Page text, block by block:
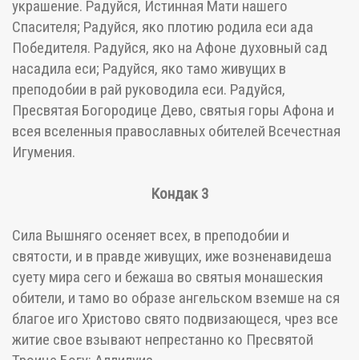
украшение. Радуйся, Истинная Мати нашего
Спасителя; Радуйся, яко плотию родила еси ада
Победителя. Радуйся, яко на Афоне духовный сад
насадила еси; Радуйся, яко тамо живущих в
преподобии в рай руководила еси. Радуйся,
Пресвятая Богородице Дево, святыя горы Афона и
всея вселенныя православных обителей Всечестная
Игумения.
Кондак 3
Сила Вышняго осеняет всех, в преподобии и
святости, и в правде живущих, иже возненавидеша
суету мира сего и бежаша во святыя монашеския
обители, и тамо во образе ангельском вземше на ся
благое иго Христово свято подвизающеся, чрез все
житие свое взывают непрестанно ко Пресвятой